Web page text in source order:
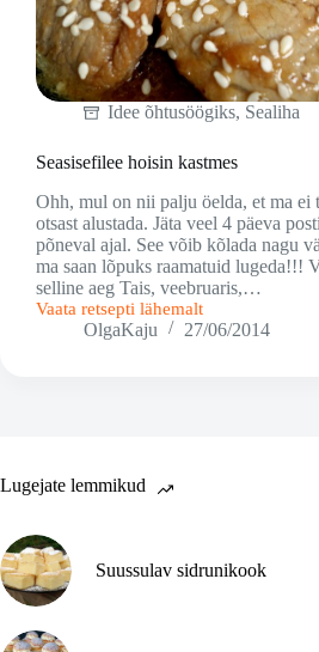
Idee õhtusöögiks, Sealiha
Seasisefilee hoisin kastmes
Ohh, mul on nii palju öelda, et ma ei
otsast alustada. Jäta veel 4 päeva
põneval ajal. See võib kõlada nagu
ma saan lõpuks raamatuid lugeda!!!
selline aeg Tais, veebruaris,…
Vaata retsepti lähemalt
Seasisefilee
OlgaKaju 27/06/2014
Lugejate lemmikud
Suussulav sidrunikook